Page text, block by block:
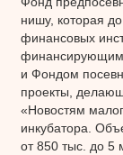
нишу, которая
финансовых
и Фондом
проекты,
«Новостям
инкубатора.
от 850 тыс. до 5